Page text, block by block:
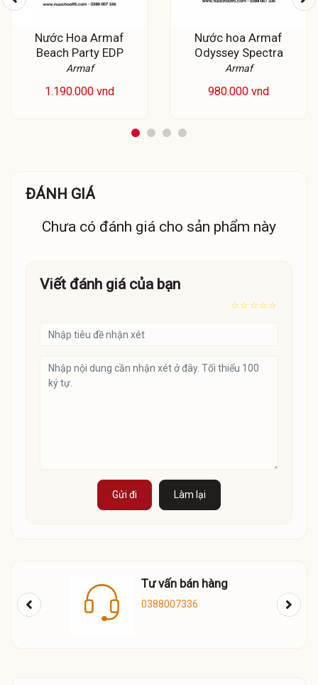
Nước Hoa Armaf
Beach Party EDP
Armaf
1.190.000 vnd
Nước hoa Armaf
Odyssey Spectra
Armaf
980.000 vnd
ĐÁNH GIÁ
Chưa có đánh giá cho sản phẩm này
Viết đánh giá của bạn
☆
☆
☆
☆
☆
Gửi đi Làm lại
Tư vấn bán hàng
0388007336